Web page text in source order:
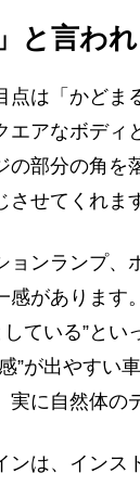
と言わ
は「かどま
アなボディ
の部分の角を
せてくれま
ンランプ、
があります
ている”とい
”が出やすい
に自然体の
は、インス